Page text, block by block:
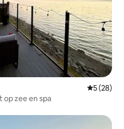
5 (28)
op zee en spa